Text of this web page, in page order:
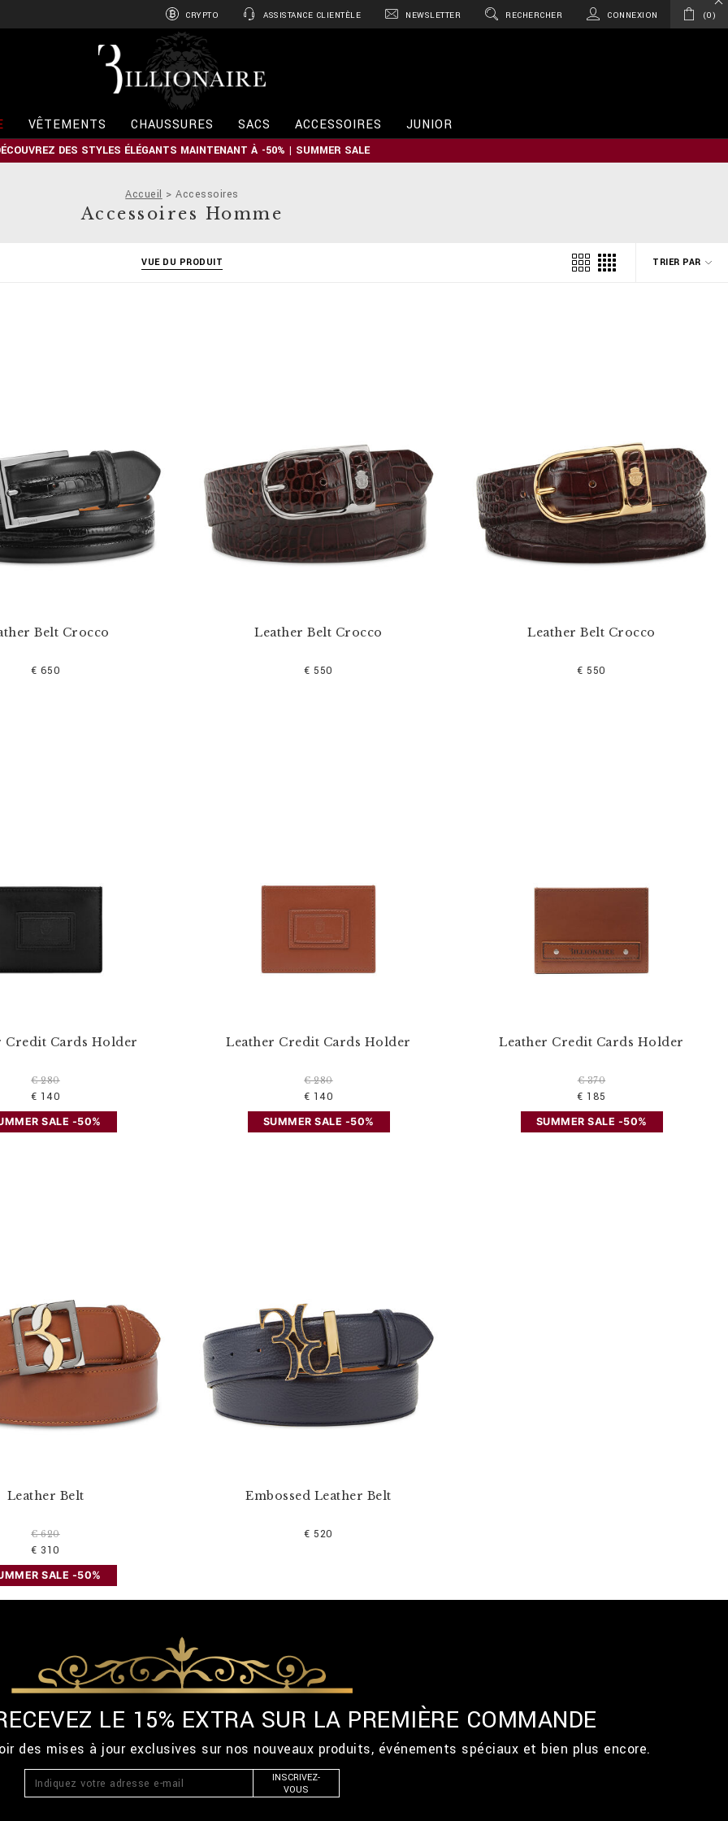
CRYPTO ASSISTANCE CLIENTÈLE NEWSLETTER RECHERCHER CONNEXION 0
l
o
n
a
VÊTEMENTS CHAUSSURES SACS ACCESSOIRES JUNIOR
DES STYLES ÉLÉGANTS MAINTENANT À -50% | SUMMER SALE
Accueil Accessoires
Accessoires Homme
TRIER PAR
VUE DU PRODUIT
Belt Crocco
€ 650
Leather Belt Crocco
€ 550
Leather Belt Crocco
€ 550
Credit Cards Holder
€ 280
€ 140
SALE -50%
Leather Credit Cards Holder
€ 280
€ 140
SUMMER SALE -50%
Leather Credit Cards Holder
€ 370
€ 185
SUMMER SALE -50%
Leather Belt
€ 620
€ 310
SALE -50%
Embossed Leather Belt
€ 520
LE 15% EXTRA SUR LA PREMIÈRE COMMANDE
des mises à jour exclusives sur nos nouveaux produits, événements spéciaux et bien plus encore.
INSCRIVEZ-
VOUS